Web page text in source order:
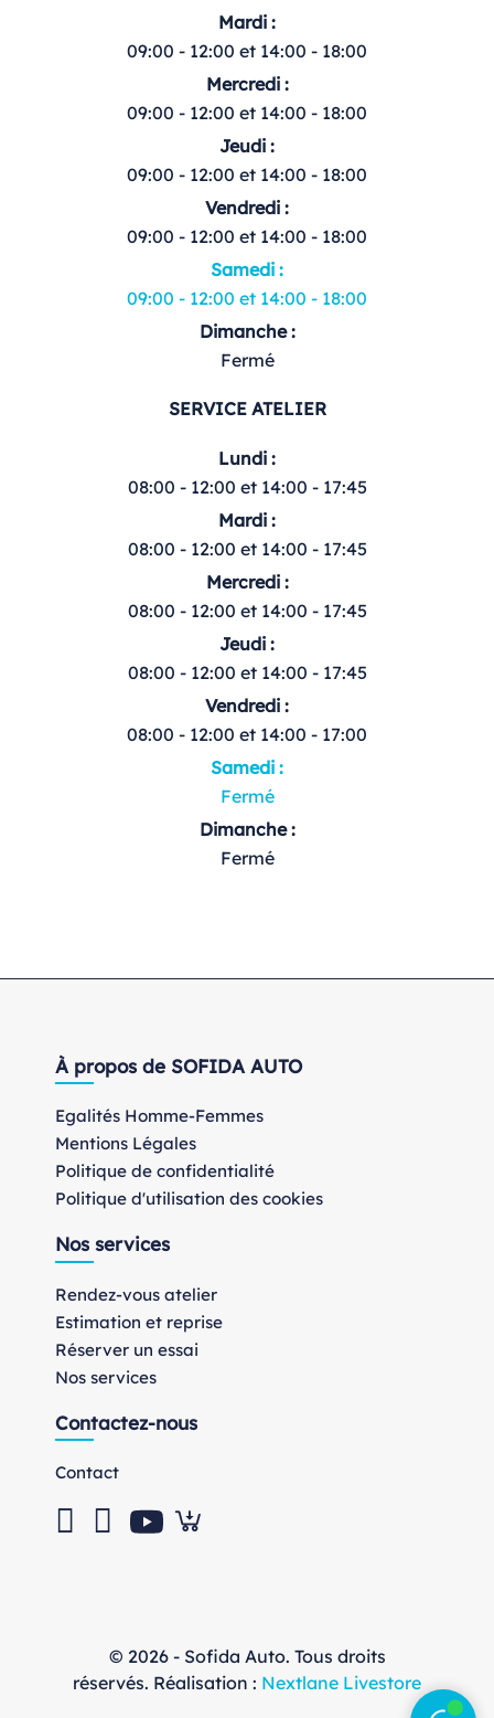
Mardi :
09:00 - 12:00 et 14:00 - 18:00
Mercredi :
09:00 - 12:00 et 14:00 - 18:00
Jeudi :
09:00 - 12:00 et 14:00 - 18:00
Vendredi :
09:00 - 12:00 et 14:00 - 18:00
Samedi :
09:00 - 12:00 et 14:00 - 18:00
Dimanche :
Fermé
SERVICE ATELIER
Lundi :
08:00 - 12:00 et 14:00 - 17:45
Mardi :
08:00 - 12:00 et 14:00 - 17:45
Mercredi :
08:00 - 12:00 et 14:00 - 17:45
Jeudi :
08:00 - 12:00 et 14:00 - 17:45
Vendredi :
08:00 - 12:00 et 14:00 - 17:00
Samedi :
Fermé
Dimanche :
Fermé
À propos de SOFIDA AUTO
Egalités Homme-Femmes
Mentions Légales
Politique de confidentialité
Politique d'utilisation des cookies
Nos services
Rendez-vous atelier
Estimation et reprise
Réserver un essai
Nos services
Contactez-nous
Contact
© 2026 - Sofida Auto. Tous droits
réservés. Réalisation : Nextlane Livestore